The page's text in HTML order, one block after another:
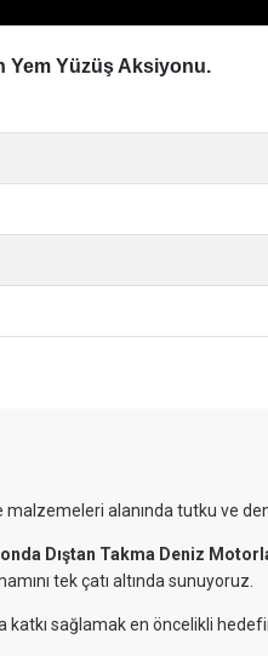
Yem Yüzüş Aksiyonu.
malzemeleri alanında tutku ve
Dıştan Takma Deniz
tek çatı altında sunuyoruz.
katkı sağlamak en öncelikli